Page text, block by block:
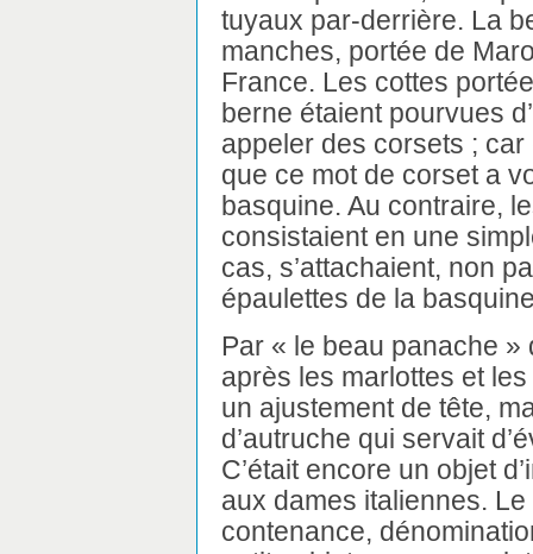
tuyaux par-derrière. La
manches, portée de
France. Les cottes
berne étaient pourvues
appeler des corsets ; car
que ce mot de corset a
basquine. Au contraire,
consistaient en une
cas, s’attachaient, non
épaulettes de la
Par « le beau panache
après les marlottes et
un ajustement de tête,
d’autruche qui servait
C’était encore un objet
aux dames italiennes.
contenance,